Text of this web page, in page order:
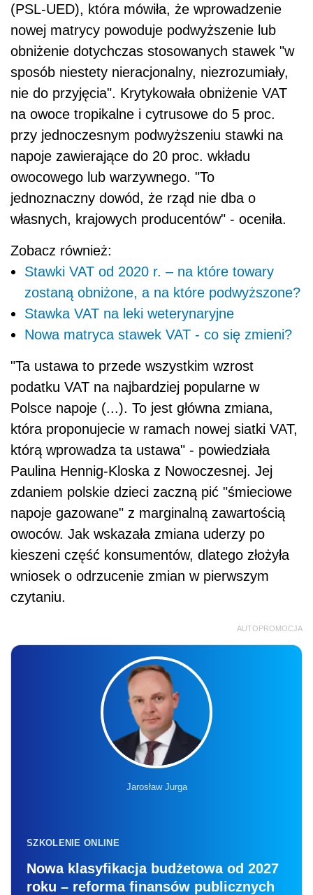
(PSL-UED), która mówiła, że wprowadzenie
nowej matrycy powoduje podwyższenie lub
obniżenie dotychczas stosowanych stawek "w
sposób niestety nieracjonalny, niezrozumiały,
nie do przyjęcia". Krytykowała obniżenie VAT
na owoce tropikalne i cytrusowe do 5 proc.
przy jednoczesnym podwyższeniu stawki na
napoje zawierające do 20 proc. wkładu
owocowego lub warzywnego. "To
jednoznaczny dowód, że rząd nie dba o
własnych, krajowych producentów" - oceniła.
Zobacz również:
Stawki VAT od 2020 r. – na które towary
zostaną obniżone, a na które podwyższone?
Stawka VAT na leki weterynaryjne
Nowa matryca stawek VAT - co się zmieni?
"Ta ustawa to przede wszystkim wzrost
podatku VAT na najbardziej popularne w
Polsce napoje (...). To jest główna zmiana,
która proponujecie w ramach nowej siatki VAT,
którą wprowadza ta ustawa" - powiedziała
Paulina Hennig-Kloska z Nowoczesnej. Jej
zdaniem polskie dzieci zaczną pić "śmieciowe
napoje gazowane" z marginalną zawartością
owoców. Jak wskazała zmiana uderzy po
kieszeni część konsumentów, dlatego złożyła
wniosek o odrzucenie zmian w pierwszym
czytaniu.
AUTOPROMOCJA
Jarosław Jurga
SZKOLENIE ONLINE
Nowa klasyfikacja budżetowa od 2027
roku – reforma finansów publicznych